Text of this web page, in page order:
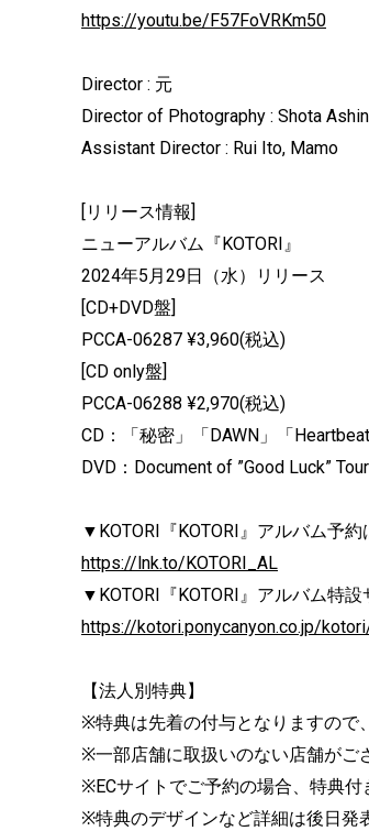
https://youtu.be/F57FoVRKm50
Director : 元
Director of Photography : Shota
Assistant Director : Rui Ito, Mamo
[リリース情報]
ニューアルバム『KOTORI』
2024年5月29日（水）リリース
[CD+DVD盤]
PCCA-06287 ¥3,960(税込)
[CD only盤]
PCCA-06288 ¥2,970(税込)
CD：「秘密」「DAWN」「
DVD：Document of ”Good Luck”
▼KOTORI『KOTORI』アルバム予約
https://lnk.to/KOTORI_AL
▼KOTORI『KOTORI』アルバム特設
https://kotori.ponycanyon.co.jp/
【法人別特典】
※特典は先着の付与となりますので
※一部店舗に取扱いのない店舗がご
※ECサイトでご予約の場合、特典付
※特典のデザインなど詳細は後日発